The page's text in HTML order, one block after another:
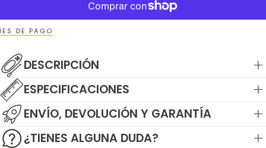
DE PAGO
DESCRIPCIÓN
ESPECIFICACIONES
ENVÍO, DEVOLUCIÓN Y GARANTÍA
¿TIENES ALGUNA DUDA?